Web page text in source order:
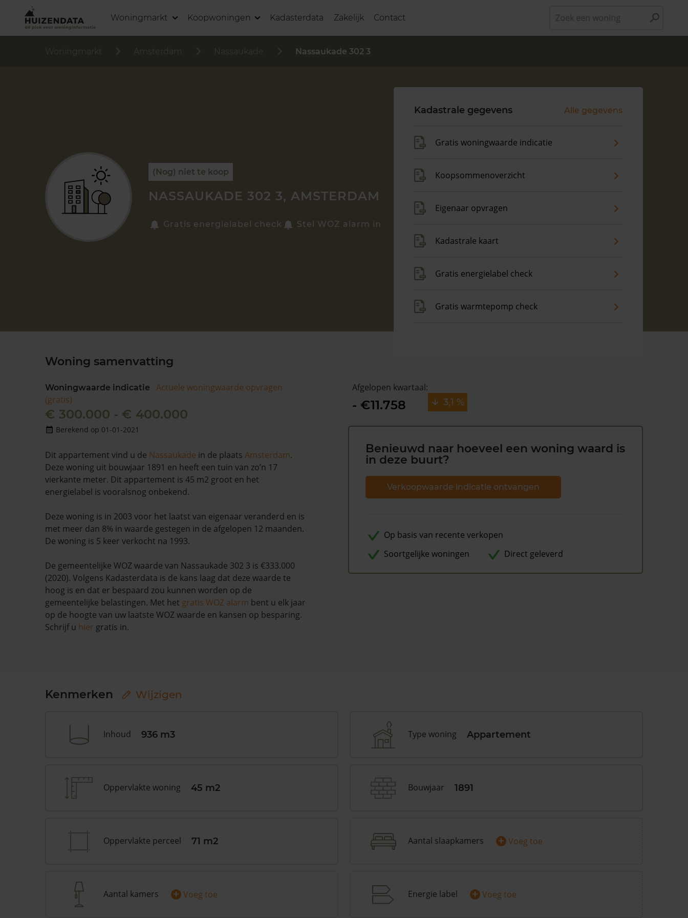
Woningmarkt Koopwoningen Kadasterdata Zakelijk Contact
Woningmarkt Amsterdam Nassaukade Nassaukade 302 3
(Nog) niet te koop
NASSAUKADE 302 3, AMSTERDAM
Gratis energielabel check Stel WOZ alarm in
Kadastrale gegevens Alle gegevens
Gratis woningwaarde indicatie
Koopsommenoverzicht
Eigenaar opvragen
Kadastrale kaart
Gratis energielabel check
Gratis warmtepomp check
Woning samenvatting
Woningwaarde indicatie
Actuele woningwaarde opvragen
(gratis)
€ 300.000 - € 400.000
Berekend op 01-01-2021
Dit appartement vind u de Nassaukade in de plaats Amsterdam.
Deze woning uit bouwjaar 1891 en heeft een tuin van zo’n 17
vierkante meter. Dit appartement is 45 m2 groot en het
energielabel is vooralsnog onbekend.
Deze woning is in 2003 voor het laatst van eigenaar veranderd en is
met meer dan 8% in waarde gestegen in de afgelopen 12 maanden.
De woning is 5 keer verkocht na 1993.
De gemeentelijke WOZ waarde van Nassaukade 302 3 is €333.000
(2020). Volgens Kadasterdata is de kans laag dat deze waarde te
hoog is en dat er bespaard zou kunnen worden op de
gemeentelijke belastingen. Met het gratis WOZ alarm bent u elk jaar
op de hoogte van uw laatste WOZ waarde en kansen op besparing.
Schrijf u hier gratis in.
Afgelopen kwartaal:
- €11.758 3,1 %
Benieuwd naar hoeveel een woning waard is
in deze buurt?
Verkoopwaarde indicatie ontvangen
Op basis van recente verkopen
Soortgelijke woningen
Direct geleverd
Kenmerken Wijzigen
Inhoud 936 m3 Type woning Appartement
Oppervlakte woning 45 m2 Bouwjaar 1891
Oppervlakte perceel 71 m2 Aantal slaapkamers + Voeg toe
Aantal kamers + Voeg toe Energie label + Voeg toe